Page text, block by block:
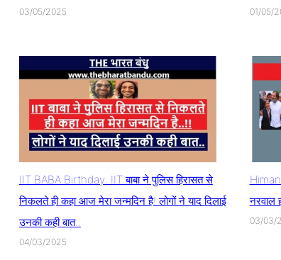
03/05/2025 01/05/
IIT BABA Birthday: IIT बाबा ने पुलिस हिरासत से
निकलते ही कहा आज मेरा जन्मदिन है! लोगों ने याद दिलाई
उनकी कही बात..
04/03/2025
नरवाल
03/03/